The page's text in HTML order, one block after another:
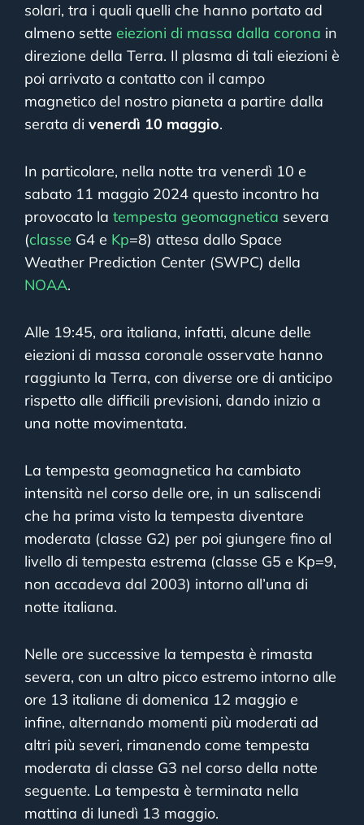
solari, tra i quali quelli che hanno portato ad
almeno sette eiezioni di massa dalla corona in
direzione della Terra. Il plasma di tali eiezioni è
poi arrivato a contatto con il campo
magnetico del nostro pianeta a partire dalla
serata di venerdì 10 maggio.
In particolare, nella notte tra venerdì 10 e
sabato 11 maggio 2024 questo incontro ha
provocato la tempesta geomagnetica severa
(classe G4 e Kp=8) attesa dallo Space
Weather Prediction Center (SWPC) della
NOAA.
Alle 19:45, ora italiana, infatti, alcune delle
eiezioni di massa coronale osservate hanno
raggiunto la Terra, con diverse ore di anticipo
rispetto alle difficili previsioni, dando inizio a
una notte movimentata.
La tempesta geomagnetica ha cambiato
intensità nel corso delle ore, in un saliscendi
che ha prima visto la tempesta diventare
moderata (classe G2) per poi giungere fino al
livello di tempesta estrema (classe G5 e Kp=9,
non accadeva dal 2003) intorno all’una di
notte italiana.
Nelle ore successive la tempesta è rimasta
severa, con un altro picco estremo intorno alle
ore 13 italiane di domenica 12 maggio e
infine, alternando momenti più moderati ad
altri più severi, rimanendo come tempesta
moderata di classe G3 nel corso della notte
seguente. La tempesta è terminata nella
mattina di lunedì 13 maggio.